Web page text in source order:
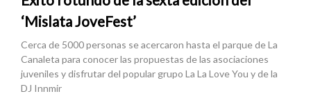
‘Mislata JoveFest’
Cerca de 5000 personas se acercaron hasta el parque de La
Canaleta para conocer las propuestas de las asociaciones
juveniles y disfrutar del popular grupo La La Love You y de la
DJ Innmir